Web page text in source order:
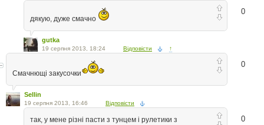
0
дякую, дуже смачно
gutka
19 серпня 2013, 18:24 Відповісти ↑
0
Смачнющі закусочки
Sellin
19 серпня 2013, 16:46 Відповісти
0
так, у мене різні пасти з тунцем і рулетики з